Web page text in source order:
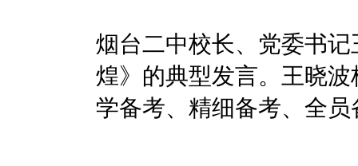
烟台二中校长、党委书
煌》的典型发言。王晓
学备考、精细备考、全